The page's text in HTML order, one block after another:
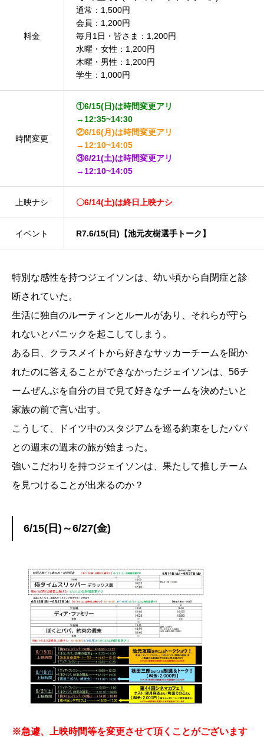
料金
通常：1,500円
会員：1,200円
毎月1日・皆さま：1,200円
水曜・女性：1,200円
木曜・男性：1,200円
学生：1,000円
時間変更
①6/15(日)は時間変更アリ
→12:35~14:30
②6/16(月)は時間変更アリ
→12:10~14:05
③6/21(土)は時間変更アリ
→12:10~14:05
上映ナシ 〇6/14(土)は終日上映ナシ
イベント R7.6/15(日)【池元友樹選手トーク】
特別な感性を持つジェイソンは、幼い頃から自閉症と診
断されていた。
生活に独自のルーティンとルールがあり、それらが守ら
れないとパニックを起こしてしまう。
ある日、クラスメイトから好きなサッカーチームを聞か
れたのに答えることができなかったジェイソンは、56チ
ームぜんぶを自分の目で見て好きなチームを決めたいと
家族の前で言い出す。
こうして、ドイツ中のスタジアムを巡る約束をしたパパ
との週末の週末の旅が始まった。
強いこだわりを持つジェイソンは、果たして推しチーム
を見つけることが出来るのか？
6/15(日)～6/27(金)
※急遽、上映時間等を変更させて頂くことがございます